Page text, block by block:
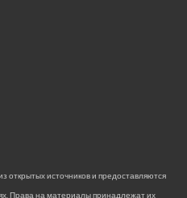
открытых источников и предоставляются
Права на материалы принадлежат их